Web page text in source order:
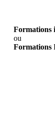
Formations
ou
Formations